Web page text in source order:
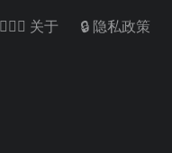
🙋🏻‍♂️ 关于 🔒 隐私政策